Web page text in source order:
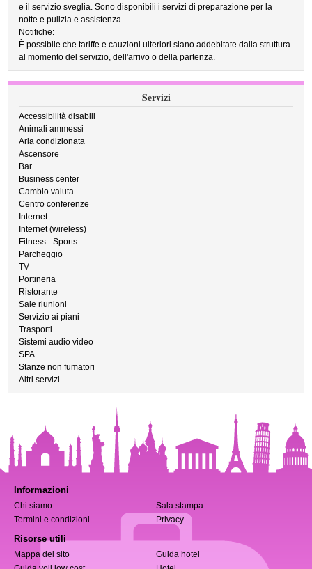
e il servizio sveglia. Sono disponibili i servizi di preparazione per la
notte e pulizia e assistenza.
Notifiche:
È possibile che tariffe e cauzioni ulteriori siano addebitate dalla struttura
al momento del servizio, dell'arrivo o della partenza.
Servizi
Accessibilità disabili
Animali ammessi
Aria condizionata
Ascensore
Bar
Business center
Cambio valuta
Centro conferenze
Internet
Internet (wireless)
Fitness - Sports
Parcheggio
TV
Portineria
Ristorante
Sale riunioni
Servizio ai piani
Trasporti
Sistemi audio video
SPA
Stanze non fumatori
Altri servizi
Informazioni
Chi siamo
Sala stampa
Termini e condizioni
Privacy
Risorse utili
Mappa del sito
Guida hotel